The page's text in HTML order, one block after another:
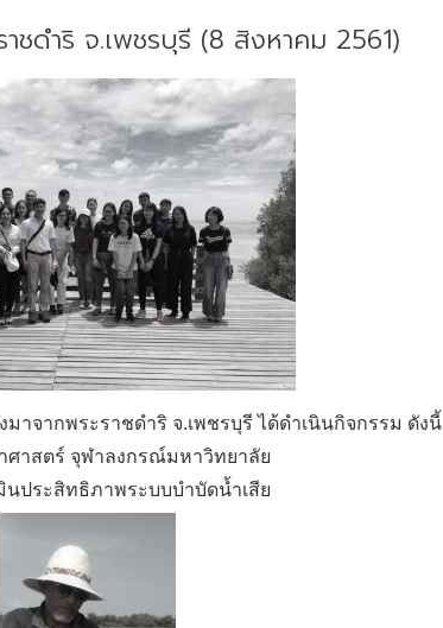
ชดำริ จ.เพชรบุรี (8 สิงหาคม 2561)
าจากพระราชดำริ จ.เพชรบุรี ได้ดำเนินกิจกรรม ดังนี้
าสตร์ จุฬาลงกรณ์มหาวิทยาลัย
นประสิทธิภาพระบบบำบัดน้ำเสีย